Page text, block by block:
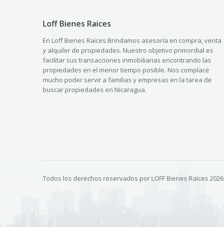
Loff Bienes Raices
En Loff Bienes Raices Brindamos asesoría en compra, venta
y alquiler de propiedades. Nuestro objetivo primordial es
facilitar sus transacciones inmobiliarias encontrando las
propiedades en el menor tiempo posible. Nos complace
mucho poder servir a familias y empresas en la tarea de
buscar propiedades en Nicaragua.
Todos los derechos reservados por LOFF Bienes Raíces 2026